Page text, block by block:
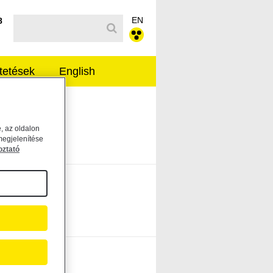
EN
English
az oldalon